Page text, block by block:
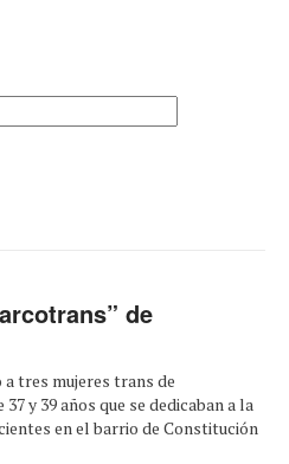
de
tres mujeres trans de
y 39 años que se dedicaban a la
en el barrio de Constitución